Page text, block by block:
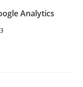
Analytics